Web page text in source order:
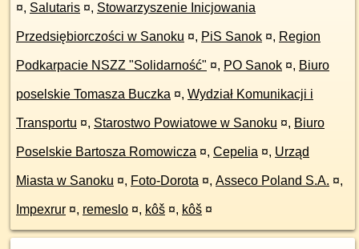
¤, Salutaris ¤, Stowarzyszenie Inicjowania
Przedsiębiorczości w Sanoku ¤, PiS Sanok ¤, Region
Podkarpacie NSZZ "Solidarność" ¤, PO Sanok ¤, Biuro
poselskie Tomasza Buczka ¤, Wydział Komunikacji i
Transportu ¤, Starostwo Powiatowe w Sanoku ¤, Biuro
Poselskie Bartosza Romowicza ¤, Cepelia ¤, Urząd
Miasta w Sanoku ¤, Foto-Dorota ¤, Asseco Poland S.A. ¤,
Impexrur ¤, remeslo ¤, kôš ¤, kôš ¤